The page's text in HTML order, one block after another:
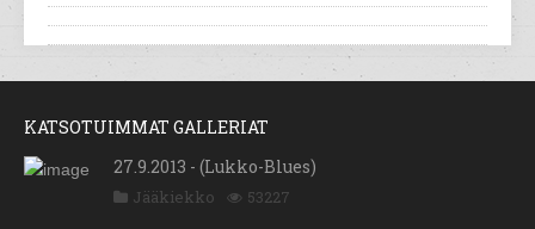
KATSOTUIMMAT GALLERIAT
27.9.2013 - (Lukko-Blues)
Jääkiekko 53227